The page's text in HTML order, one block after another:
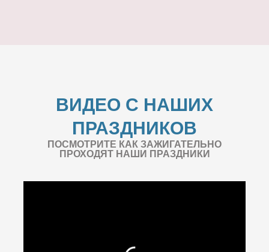
ВИДЕО С НАШИХ
ПРАЗДНИКОВ
ПОСМОТРИТЕ КАК ЗАЖИГАТЕЛЬНО
ПРОХОДЯТ НАШИ ПРАЗДНИКИ